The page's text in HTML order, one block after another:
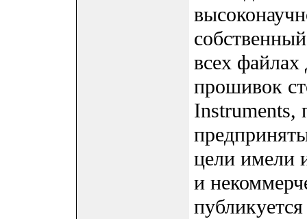
всех
прошивок
Instruments,
цели имели
и